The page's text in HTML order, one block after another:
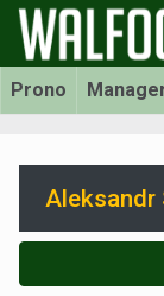
Prono
Aleksandr